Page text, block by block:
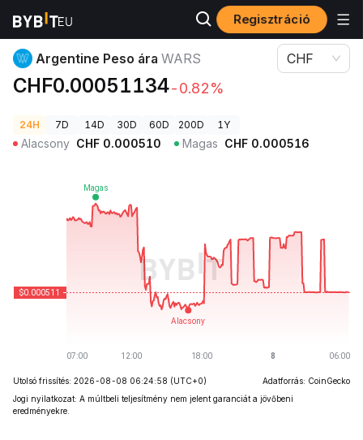
Regisztráció
Kriptovaluta árak Argentine Peso ára WARS
Argentine Peso ára WARS
CHF0.00051134-0.82%
CHF
24H 7D 14D 30D 60D 200D 1Y
Alacsony CHF 0.000510 Magas CHF 0.000516
Utolsó frissítés: 2026-08-08 06:24:58 (UTC+0)
Adatforrás: CoinGecko
Jogi nyilatkozat: A múltbeli teljesítmény nem jelent garanciát a jövőbeni
eredményekre.